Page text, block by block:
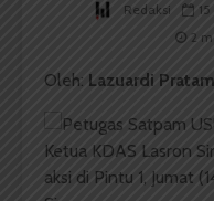
Redaksi
2
Oleh: Lazuardi